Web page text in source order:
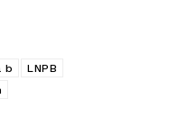
b
LNPB